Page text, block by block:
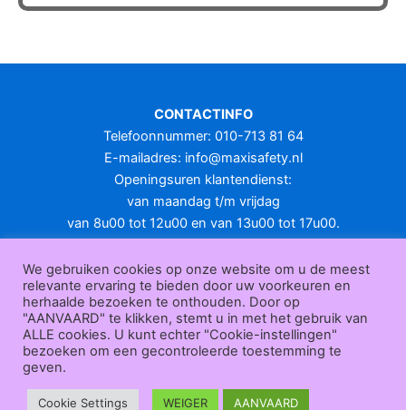
variaties.
optie
gekozen
worden
op
productpagina
CONTACTINFO
Telefoonnummer: 010-713 81 64
E-mailadres: info@maxisafety.nl
Openingsuren klantendienst:
van maandag t/m vrijdag
van 8u00 tot 12u00 en van 13u00 tot 17u00.
KLANTENSERVICE
Over
ons|Bedrijfsgegevens| F.A.Q.|Bestelprocedure | Betaling
ending | Retourneren|Herroepingsrecht|Herroepingsfunctie
ederverkoop|Bedrukken|Contact
Algemene voorwaarden
Maxisafety.nl © 2026
We gebruiken cookies op onze website om u de meest
relevante ervaring te bieden door uw voorkeuren en
herhaalde bezoeken te onthouden. Door op
"AANVAARD" te klikken, stemt u in met het gebruik van
ALLE cookies. U kunt echter "Cookie-instellingen"
bezoeken om een gecontroleerde toestemming te
geven.
Cookie Settings WEIGER AANVAARD